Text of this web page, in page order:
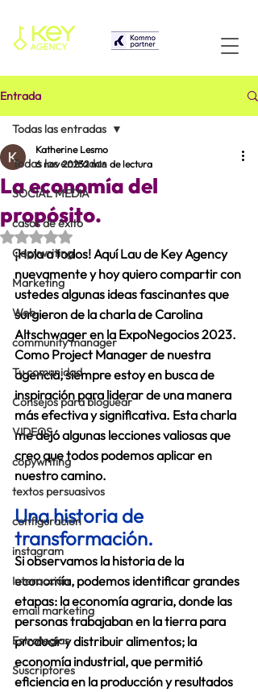
Entrada
Todas las entradas
SOCIAL MEDIA
casos de éxito
Copywriting
Marketing
Web
community manager
Tu comunidad
Consejos para bloguear
VIDEOS
copywriting
textos persuasivos
configuracion
instagram
Interacción
email marketing
Estrategias
Suscriptores
Todas las entradas
La economía del
propósito.
Katherine Lesmo
6 nov 20232 min de lectura
Obtuvo NaN de 5 estrellas.
¡Hola a todos! Aquí Lau de Key Agency
nuevamente y hoy quiero compartir con
ustedes algunas ideas fascinantes que
surgieron de la charla de Carolina
Altschwager en la ExpoNegocios 2023.
Como Project Manager de nuestra
agencia, siempre estoy en busca de
inspiración para liderar de una manera
más efectiva y significativa. Esta charla
me dejó algunas lecciones valiosas que
creo que todos podemos aplicar en
nuestro camino.
Una historia de
transformación.
Si observamos la historia de la
economía, podemos identificar grandes
etapas: la economía agraria, donde las
personas trabajaban en la tierra para
producir y distribuir alimentos; la
economía industrial, que permitió
eficiencia en la producción y resultados